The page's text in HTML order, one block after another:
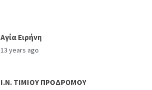
Αγία Ειρήνη
13 years ago
Ι.Ν. ΤΙΜΙΟΥ ΠΡΟΔΡΟΜΟΥ